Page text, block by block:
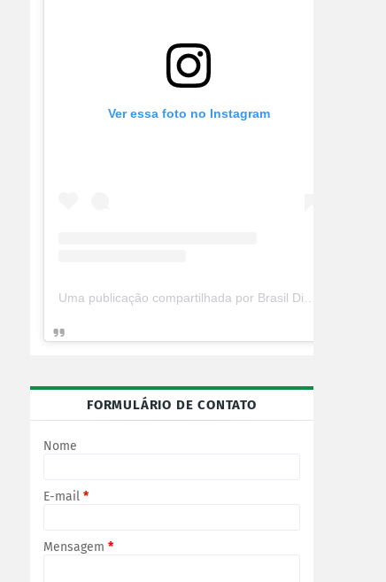
Ver essa foto no Instagram
FORMULÁRIO DE CONTATO
Nome
E-mail *
Mensagem *